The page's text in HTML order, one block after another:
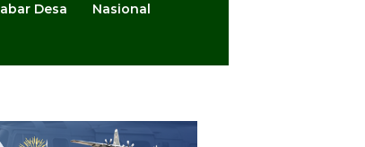
Desa Nasional